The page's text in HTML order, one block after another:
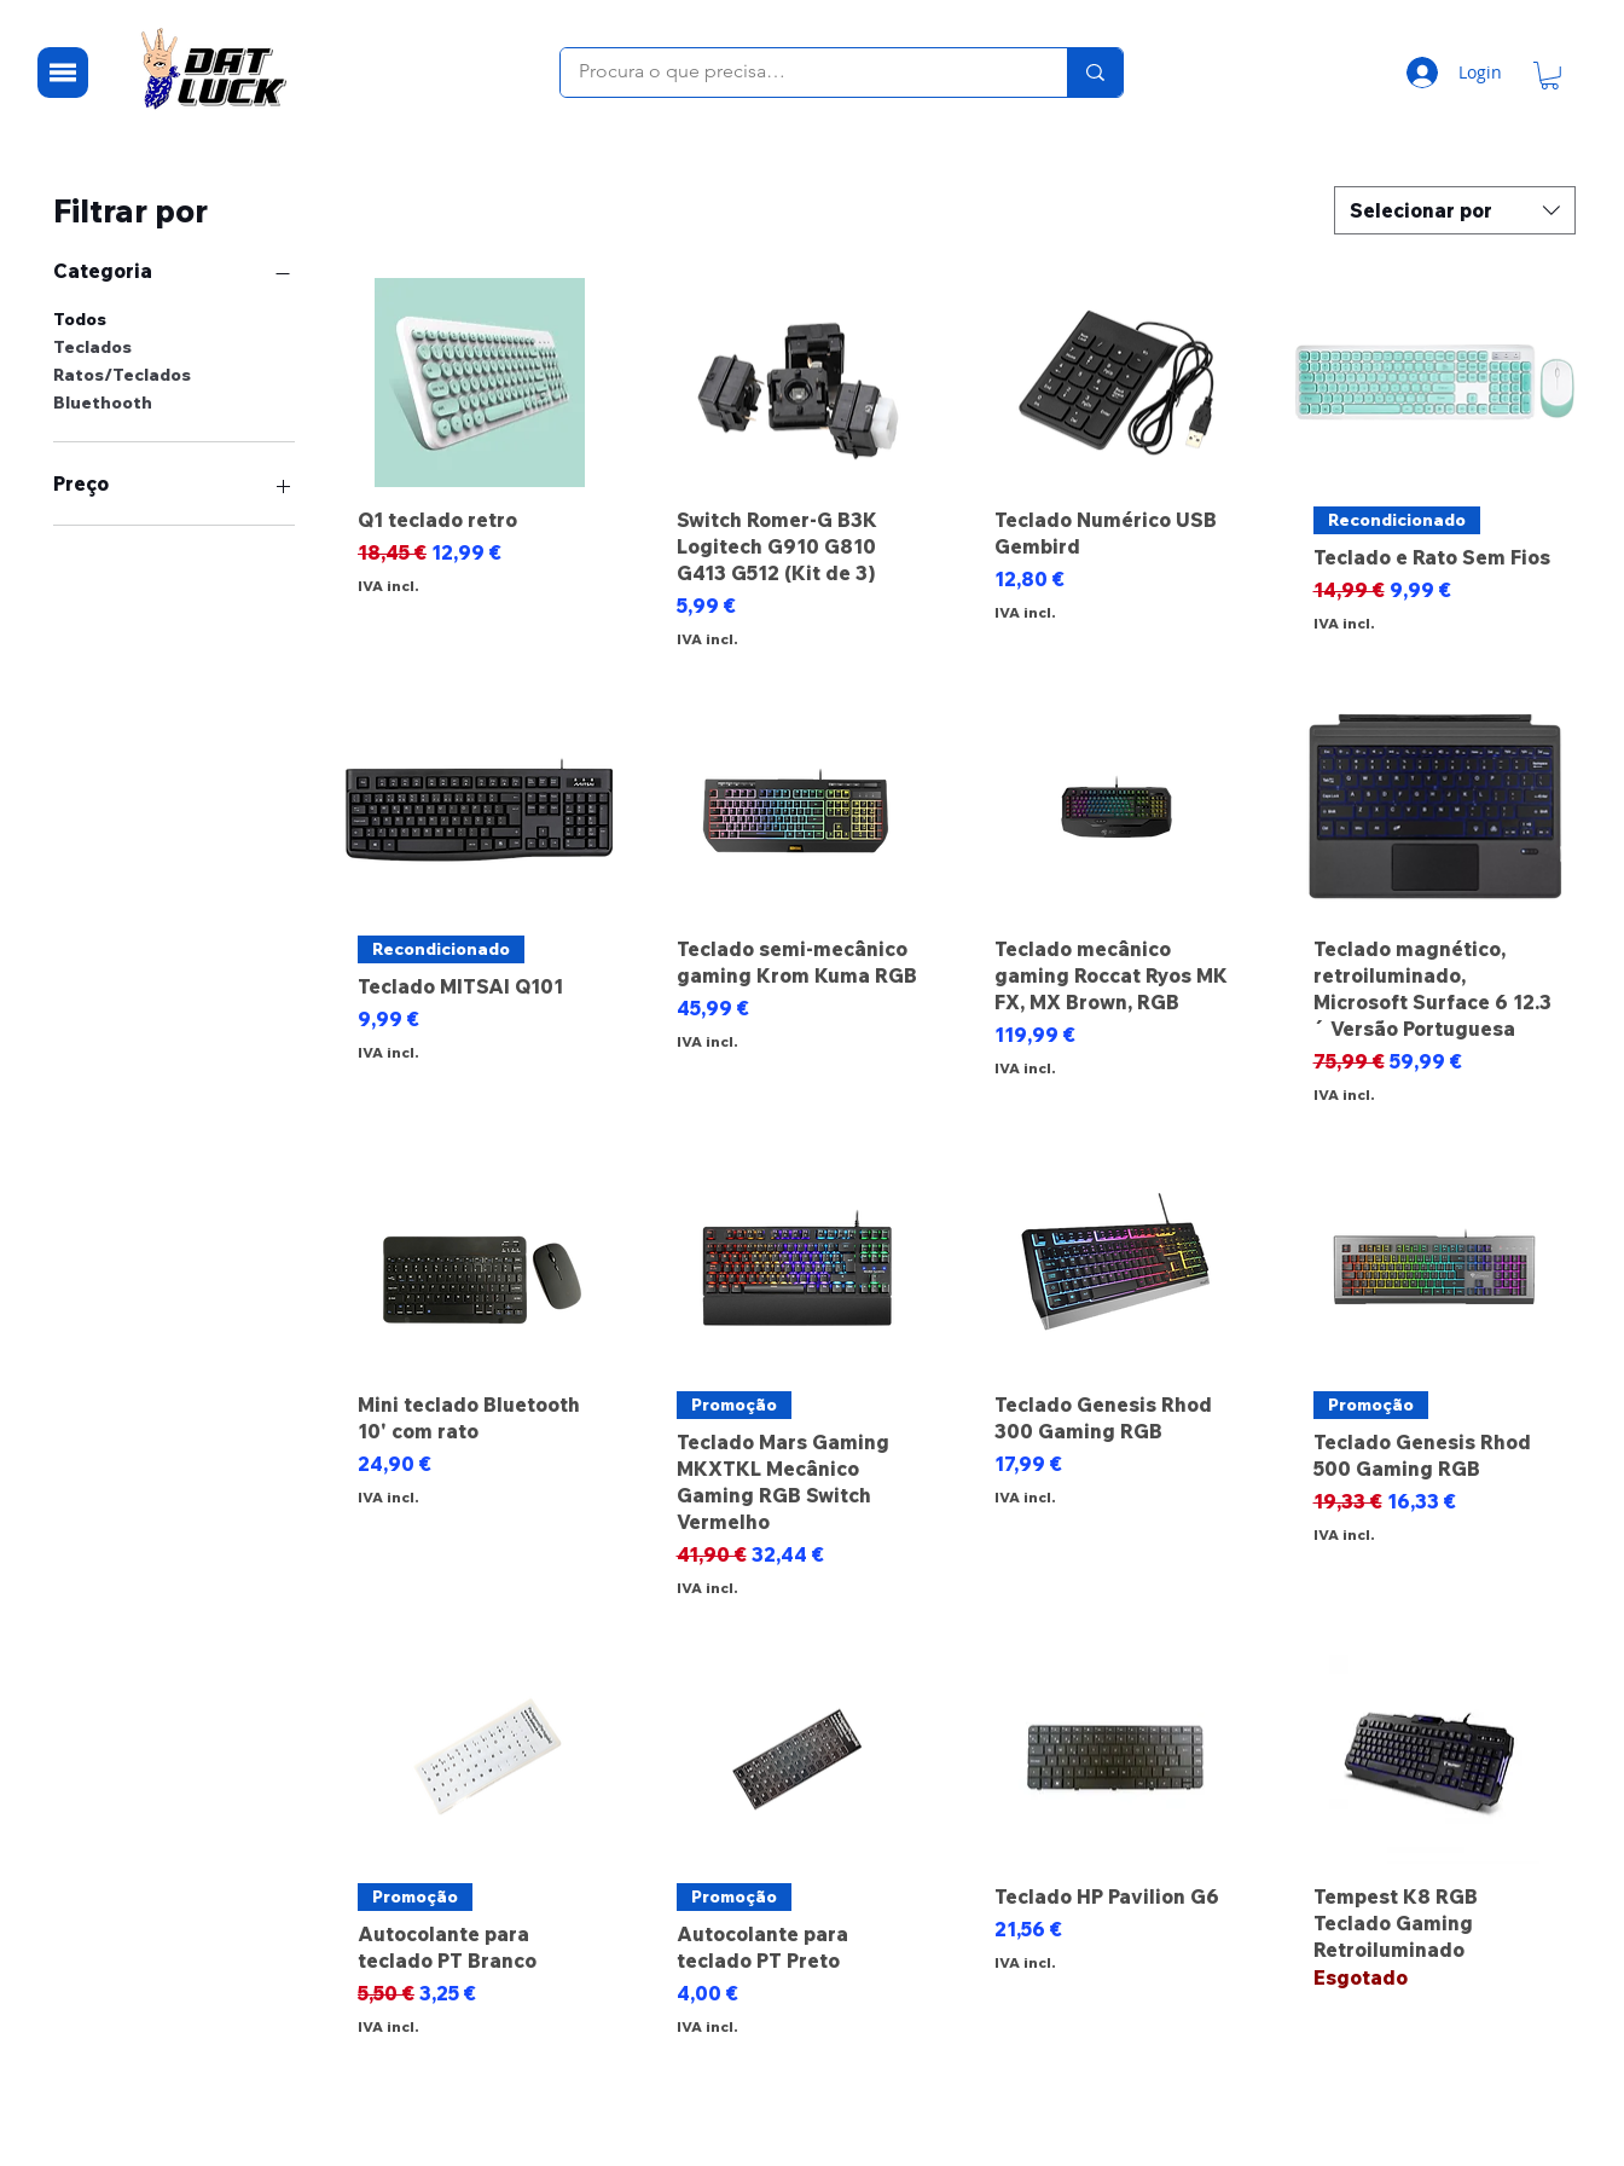
Login
Filtrar por
Categoria
Todos
Teclados
Ratos/Teclados
Bluethooth
Preço
Selecionar por
Q1 teclado retro
Preço normal
18,45 € Preço promocional
12,99 €
IVA incl.
Switch Romer-G B3K
Logitech G910 G810
G413 G512 (Kit de 3)
Preço
5,99 €
IVA incl.
Teclado Numérico USB
Gembird
Preço
12,80 €
IVA incl.
Recondicionado
Teclado e Rato Sem Fios
Preço normal
14,99 € Preço promocional
9,99 €
IVA incl.
Recondicionado
Teclado MITSAI Q101
Preço
9,99 €
IVA incl.
Teclado semi-mecânico
gaming Krom Kuma RGB
Preço
45,99 €
IVA incl.
Teclado mecânico
gaming Roccat Ryos MK
FX, MX Brown, RGB
Preço
119,99 €
IVA incl.
Teclado magnético,
retroiluminado,
Microsoft Surface 6 12.3
´ Versão Portuguesa
Preço normal
75,99 € Preço promocional
59,99 €
IVA incl.
Mini teclado Bluetooth
10' com rato
Preço
24,90 €
IVA incl.
Promoção
Teclado Mars Gaming
MKXTKL Mecânico
Gaming RGB Switch
Vermelho
Preço normal
41,90 € Preço promocional
32,44 €
IVA incl.
Teclado Genesis Rhod
300 Gaming RGB
Preço
17,99 €
IVA incl.
Promoção
Teclado Genesis Rhod
500 Gaming RGB
Preço normal
19,33 € Preço promocional
16,33 €
IVA incl.
Promoção
Autocolante para
teclado PT Branco
Preço normal
5,50 € Preço promocional
3,25 €
IVA incl.
Promoção
Autocolante para
teclado PT Preto
Preço
4,00 €
IVA incl.
Teclado HP Pavilion G6
Preço
21,56 €
IVA incl.
Tempest K8 RGB
Teclado Gaming
Retroiluminado
Esgotado